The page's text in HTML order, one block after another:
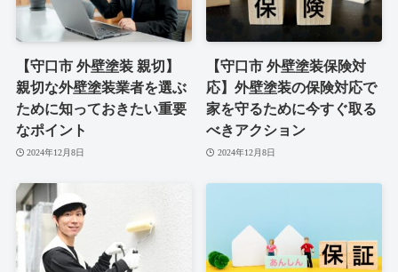
【守口市 外壁塗装 親切】
親切な外壁塗装業者を選ぶ
ために知っておきたい重要
なポイント
2024年12月8日
【守口市 外壁塗装保険対
応】外壁塗装の保険対応で
家を守るために今すぐ取る
べきアクション
2024年12月8日